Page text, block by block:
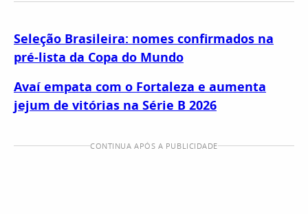
Seleção Brasileira: nomes confirmados na
pré-lista da Copa do Mundo
Avaí empata com o Fortaleza e aumenta
jejum de vitórias na Série B 2026
CONTINUA APÓS A PUBLICIDADE